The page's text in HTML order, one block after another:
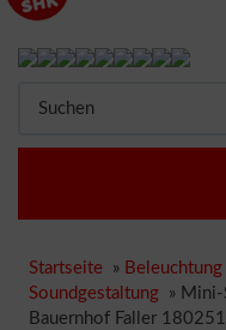
Startseite »
Soundgestaltung » Mini-
Bauernhof Faller 180251